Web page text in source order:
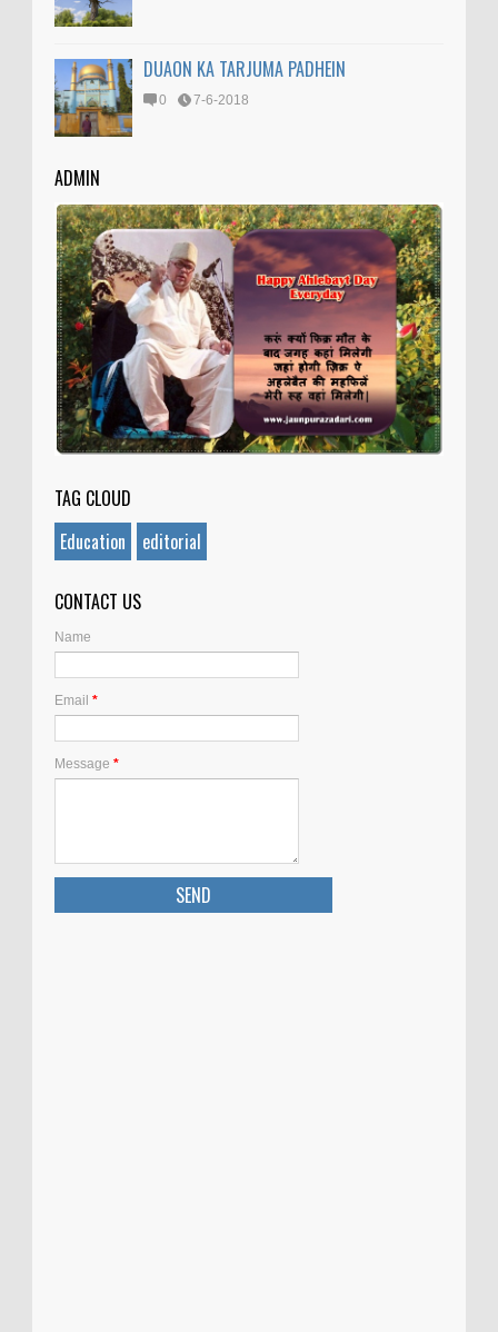
DUAON KA TARJUMA PADHEIN
0 7-6-2018
ADMIN
TAG CLOUD
Education
editorial
CONTACT US
Name
Email *
Message *